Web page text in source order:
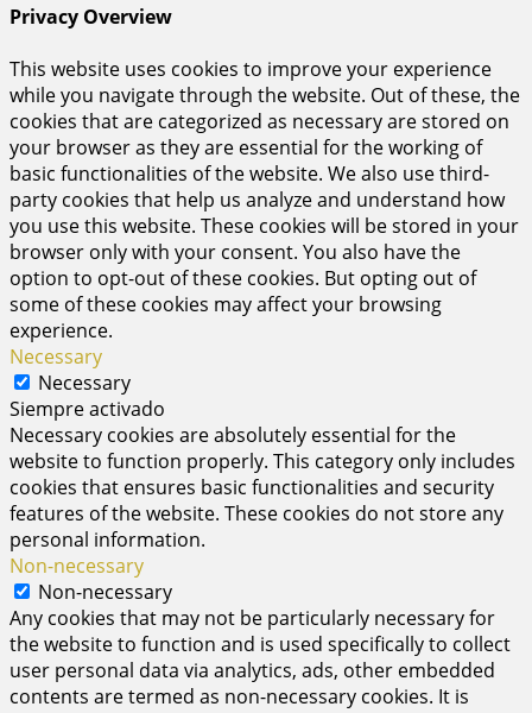
Privacy Overview
This website uses cookies to improve your experience
while you navigate through the website. Out of these, the
cookies that are categorized as necessary are stored on
your browser as they are essential for the working of
basic functionalities of the website. We also use third-
party cookies that help us analyze and understand how
you use this website. These cookies will be stored in your
browser only with your consent. You also have the
option to opt-out of these cookies. But opting out of
some of these cookies may affect your browsing
experience.
Necessary
Necessary
Siempre activado
Necessary cookies are absolutely essential for the
website to function properly. This category only includes
cookies that ensures basic functionalities and security
features of the website. These cookies do not store any
personal information.
Non-necessary
Non-necessary
Any cookies that may not be particularly necessary for
the website to function and is used specifically to collect
user personal data via analytics, ads, other embedded
contents are termed as non-necessary cookies. It is